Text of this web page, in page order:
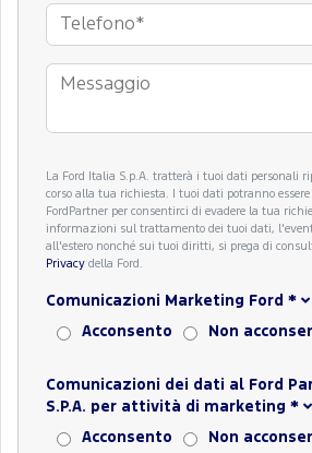
La Ford Italia S.p.A. tratterà i tuoi dati personali
corso alla tua richiesta. I tuoi dati potranno
FordPartner per consentirci di evadere la tua richiesta. Per
informazioni sul trattamento dei tuoi dati,
all'estero nonché sui tuoi diritti, si prega di
Privacy della Ford.
Comunicazioni Marketing Ford *
Acconsento Non
Comunicazioni dei dati al Ford
S.P.A. per attività di marketing *
Acconsento Non